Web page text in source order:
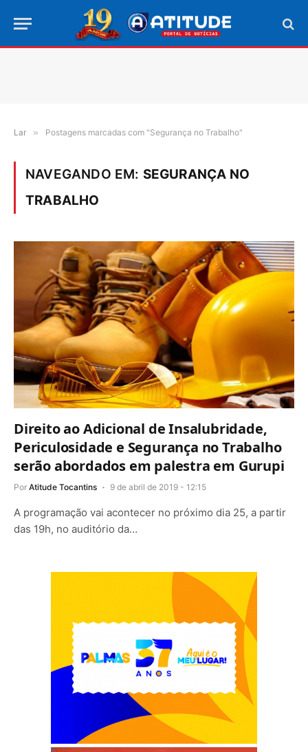
Lar » Postagens marcadas com "Segurança no Trabalho"
NAVEGANDO EM: SEGURANÇA NO
TRABALHO
Direito ao Adicional de Insalubridade,
Periculosidade e Segurança no Trabalho
serão abordados em palestra em Gurupi
Por Atitude Tocantins 9 de abril de 2019 - 12:15
A programação vai acontecer no próximo dia 25, a partir
das 19h, no auditório da…